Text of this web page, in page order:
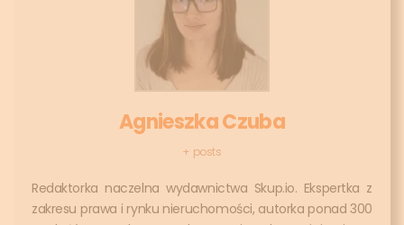
Agnieszka Czuba
+ posts
Redaktorka naczelna wydawnictwa Skup.io. Ekspertka z
zakresu prawa i rynku nieruchomości, autorka ponad 300